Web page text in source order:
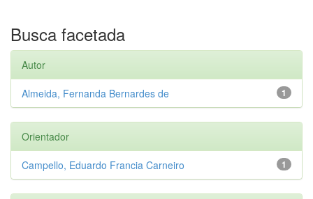
Busca facetada
Autor
1
Almeida, Fernanda Bernardes de
Orientador
1
Campello, Eduardo Francia Carneiro